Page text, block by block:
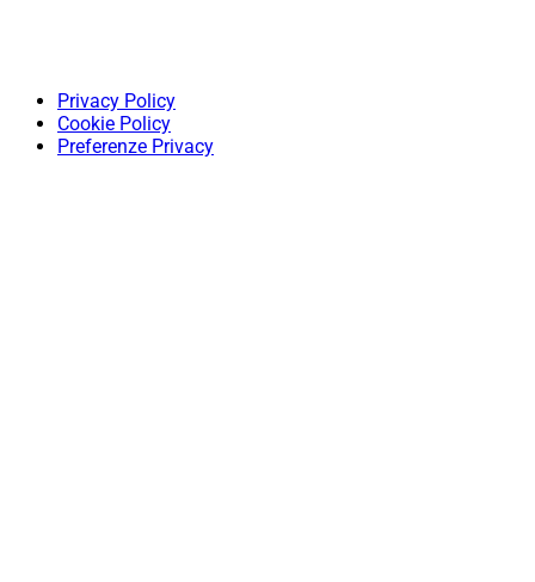
Privacy Policy
Cookie Policy
Preferenze Privacy